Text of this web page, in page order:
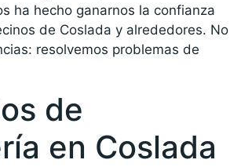
ha hecho ganarnos la confianza
de Coslada y alrededores. No
resolvemos problemas de
de
en Coslada